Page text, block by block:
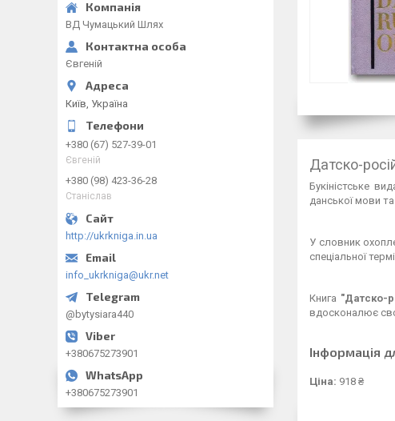
Датско-
Букіністське
данської мови
У словник
спеціальної
Книга "Датско-
вдосконалює
Інформація
Ціна: 918 ₴
ВД Чумацький Шлях
Євгеній
Київ, Україна
+380 (67) 527-39-01
Євгеній
+380 (98) 423-36-28
Станіслав
http://ukrkniga.in.ua
info_ukrkniga@ukr.net
@bytysiara440
+380675273901
+380675273901